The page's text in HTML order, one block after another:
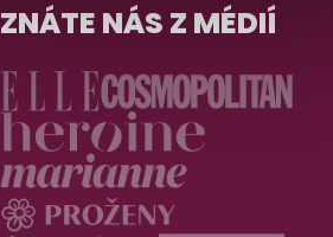
ZNÁTE NÁS Z MÉDIÍ